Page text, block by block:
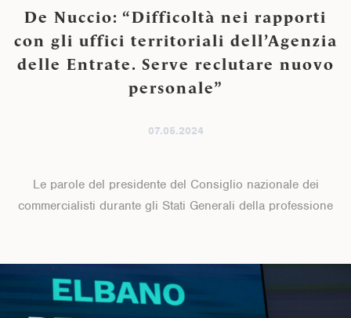
De Nuccio: “Difficoltà nei rapporti
con gli uffici territoriali dell’Agenzia
delle Entrate. Serve reclutare nuovo
personale”
07.05.2024
Le parole del presidente del Consiglio nazionale dei
commercialisti durante gli Stati Generali della professione